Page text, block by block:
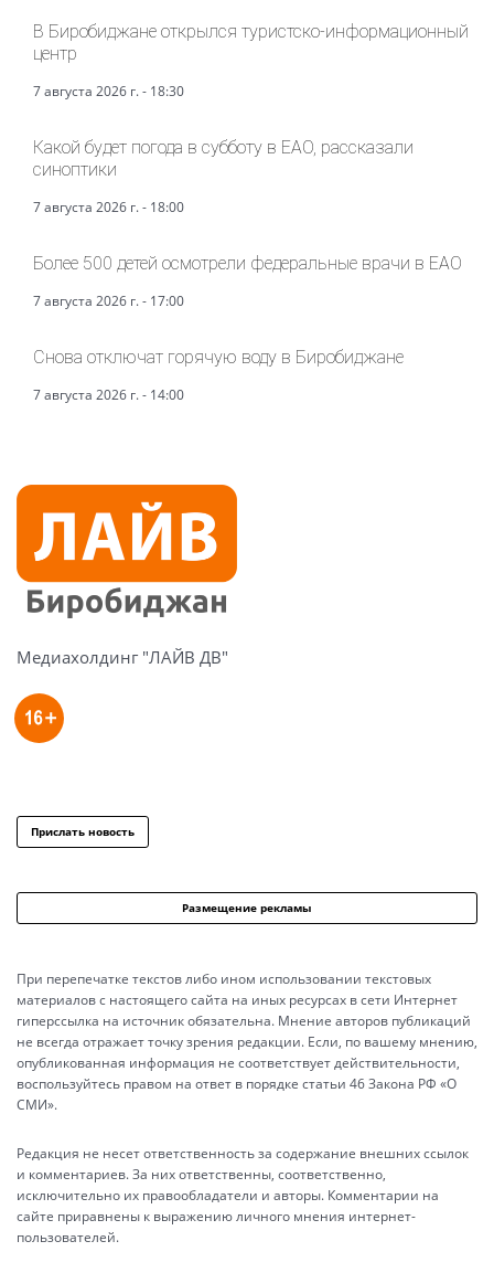
В Биробиджане открылся туристско-информационный
центр
7 августа 2026 г. - 18:30
Какой будет погода в субботу в ЕАО, рассказали
синоптики
7 августа 2026 г. - 18:00
Более 500 детей осмотрели федеральные врачи в ЕАО
7 августа 2026 г. - 17:00
Снова отключат горячую воду в Биробиджане
7 августа 2026 г. - 14:00
Медиахолдинг "ЛАЙВ ДВ"
Прислать новость
Размещение рекламы
При перепечатке текстов либо ином использовании текстовых
материалов с настоящего сайта на иных ресурсах в сети Интернет
гиперссылка на источник обязательна. Мнение авторов публикаций
не всегда отражает точку зрения редакции. Если, по вашему мнению,
опубликованная информация не соответствует действительности,
воспользуйтесь правом на ответ в порядке статьи 46 Закона РФ «О
СМИ».
Редакция не несет ответственность за содержание внешних ссылок
и комментариев. За них ответственны, соответственно,
исключительно их правообладатели и авторы. Комментарии на
сайте приравнены к выражению личного мнения интернет-
пользователей.